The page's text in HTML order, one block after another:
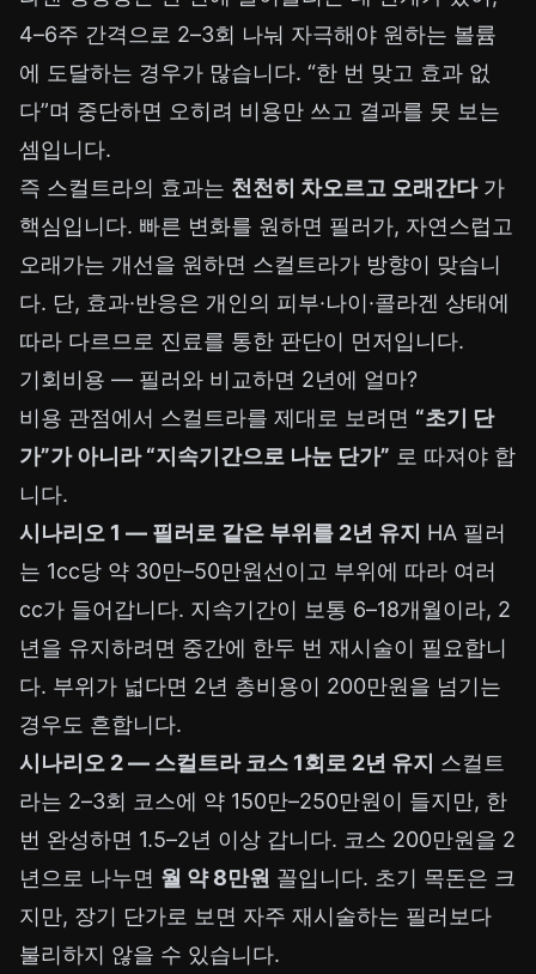
4–6주 간격으로 2–3회 나눠 자극해야 원하는 볼륨
에 도달하는 경우가 많습니다. “한 번 맞고 효과 없
다”며 중단하면 오히려 비용만 쓰고 결과를 못 보는
셈입니다.
즉 스컬트라의 효과는 천천히 차오르고 오래간다가
핵심입니다. 빠른 변화를 원하면 필러가, 자연스럽고
오래가는 개선을 원하면 스컬트라가 방향이 맞습니
다. 단, 효과·반응은 개인의 피부·나이·콜라겐 상태에
따라 다르므로 진료를 통한 판단이 먼저입니다.
기회비용 — 필러와 비교하면 2년에 얼마?
비용 관점에서 스컬트라를 제대로 보려면 “초기 단
가”가 아니라 “지속기간으로 나눈 단가” 로 따져야 합
니다.
시나리오 1 — 필러로 같은 부위를 2년 유지 HA 필러
는 1cc당 약 30만–50만원선이고 부위에 따라 여러
cc가 들어갑니다. 지속기간이 보통 6–18개월이라, 2
년을 유지하려면 중간에 한두 번 재시술이 필요합니
다. 부위가 넓다면 2년 총비용이 200만원을 넘기는
경우도 흔합니다.
시나리오 2 — 스컬트라 코스 1회로 2년 유지 스컬트
라는 2–3회 코스에 약 150만–250만원이 들지만, 한
번 완성하면 1.5–2년 이상 갑니다. 코스 200만원을 2
년으로 나누면 월 약 8만원 꼴입니다. 초기 목돈은 크
지만, 장기 단가로 보면 자주 재시술하는 필러보다
불리하지 않을 수 있습니다.